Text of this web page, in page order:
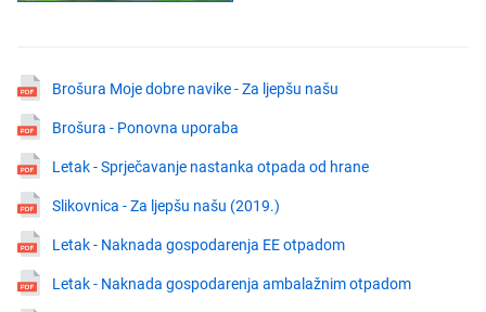
Brošura Moje dobre navike - Za ljepšu našu
Brošura - Ponovna uporaba
Letak - Sprječavanje nastanka otpada od hrane
Slikovnica - Za ljepšu našu (2019.)
Letak - Naknada gospodarenja EE otpadom
Letak - Naknada gospodarenja ambalažnim otpadom